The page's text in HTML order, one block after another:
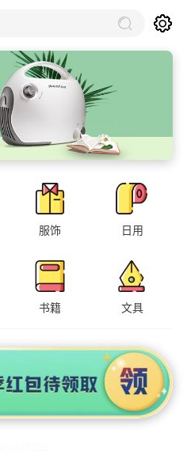
服饰 日用
书籍 文具